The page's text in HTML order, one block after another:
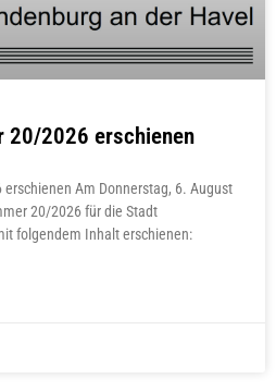
20/2026 erschienen
Am Donnerstag, 6. August
20/2026 für die Stadt
folgendem Inhalt erschienen: